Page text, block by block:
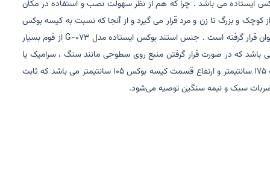
ایستاده می باشد . چرا که هم از نظر سهولت نصب و استفاده در مکان
و بزرگ تا زن و مرد قرار می گیرد و از آنجا که نسبت به کیسه بوکس
های آویز دارای مزایای زیادی از جمله مونتاژ راحت و قابلیت حمل و نقل آسان می باشد ، بسیار مورد استقبال و علاقه کاربران خانگی و به خصوص نوجوانان و بانوان قرار گرفته است . جنس استند بوکس ایستاده مدل G-073 از فوم بسیار
می باشد و دارای تعداد 20 عدد بادکش لاستیکی چسبنده به زمین می باشد که در صورت قرار گرفتن منبع روی سطوحی مانند سنگ ، سرامیک یا
پارکت کاملا به آنها چسبیده و ایستایی کیسه را دو چندان می کند . قسمت منبع با آب یا ماسه پر و سنگین می شود و ارتفاع کل دستگاه از زمین تا بالای کیسه 175 سانتیمتر و ارتفاع قسمت کیسه بوکس 105 سانتیمتر می باشد که ثابت
ضربات سبک و نیمه سنگین توصیه می‌شود.